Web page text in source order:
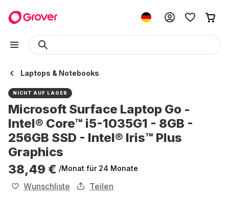
Laptops & Notebooks
NICHT AUF LAGER
Microsoft Surface Laptop Go -
Intel® Core™ i5-1035G1 - 8GB -
256GB SSD - Intel® Iris™ Plus
Graphics
38,49 € /Monat für 24 Monate
Wunschliste Teilen